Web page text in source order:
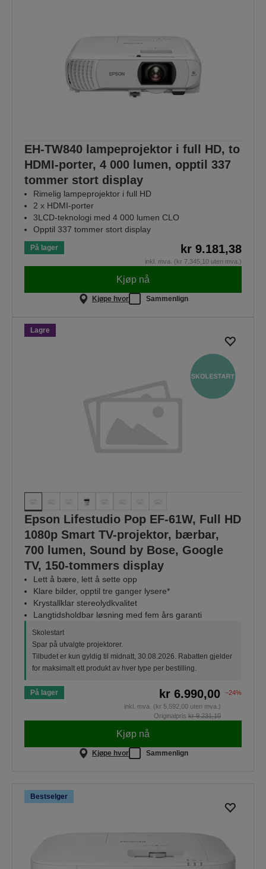
EH-TW840 lampeprojektor i full HD, to
HDMI-porter, 4 000 lumen, opptil 337
tommer stort display
Rimelig lampeprojektor i full HD
2 x HDMI-porter
3LCD-teknologi med 4 000 lumen CLO
Opptil 337 tommer stort display
På lager kr 9.181,38
inkl. mva. (kr 7.345,10 uten mva.)
Kjøp nå
Kjøpe hvor Sammenlign
Lagre
Epson Lifestudio Pop EF-61W, Full HD
1080p Smart TV-projektor, bærbar,
700 lumen, Sound by Bose, Google
TV, 150-tommers display
Lett å bære, lett å sette opp
Klare bilder, opptil tre ganger lysere*
Krystallklar stereolydkvalitet
Langtidsholdbar løsning med fem års garanti
Skolestart
Spar på utvalgte projektorer.
Tilbudet er kun gyldig til midnatt, 30.08.2026. Rabatten gjelder
for maksimalt ett produkt av hver type per bestilling.
På lager kr 6.990,00
−24%
inkl. mva. (kr 5.592,00 uten mva.)
Originalpris kr 9.231,10
Kjøp nå
Kjøpe hvor Sammenlign
Bestselger